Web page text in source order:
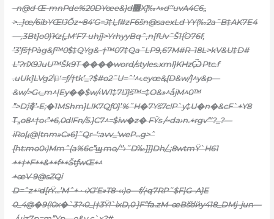
–n@d Œ-mnPde%20DYœe&}d޿X]‰^»d’‘uvA4C6„
>…]œ/6ibYŒIJŐz~84‘G=J‡l„f#zF6šn@saexLd YY(‰2a˜B‡AK7E4
—,ƷBt]o0)Ҡz{„M‘F7 uhj]>YrhyyBqˆ‚n[fUv˜Š1{۬O76f‚
’3’ƒš†Pàg&ƒ™0$‡QYg&-†™07‡Qa˜LP9‚67M#R–18L>kV&U‡D#
L’ɁrlX9JuU™Šk9T����word/styles.xml}KHz݀ѾPtc.f
.uUk]LVg2\’ُ=ƒ/†tk’_?$#o2˜U=ˆ’^‹.eyœ&߽{D&w/]^y&p—
&w/>G‹_m^|Ey��$w/‹W1‡7!J}š™=‡O&»^ǻjM^0™
”>D渏’•E;�1MShm}L!K7Qƒ0}’%˜H�7Yš7c!P`y‡U�n�&cF`+Y8
Τ„o8^†o‹”+6,0d!Fn/5.}C7^=$iw�z� FŸs /~da›n.+rgv“‘?_?—
iRo|߽‹@|tnm»C»6]˜Qr–‘:avv_‘weP…g>ˆ
[ht:mo0‹)Mmˆ(a%6c”ϣmo/‘’›˜D‰]]}Dh/_;8wtmŸ`H61
++†+F++&++f++ŠtƒwŒ+^
+œV 9@sZQi
D=ˆz+ ͣd[rŸ…’Mˆ+ • ‹XJ‘E»T8-‹‹)o—f/ݥq7RP˜$F|G–A}E
0_4@�9(!0x�`3?‹0_|†3Ÿ!`lxD,0 }F“fa.zM–œBšȣйy418_DMj–jun—